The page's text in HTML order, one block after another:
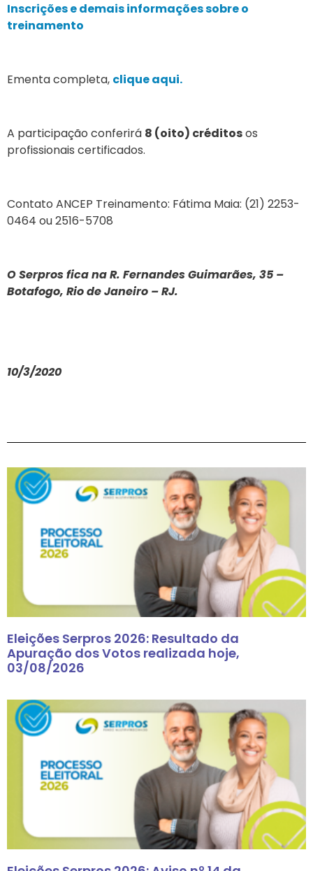
Inscrições e demais informações sobre o
treinamento
Ementa completa, clique aqui.
A participação conferirá 8 (oito) créditosos
profissionais certificados.
Contato ANCEP Treinamento: Fátima Maia: (21) 2253-
0464 ou 2516-5708
O Serpros fica naR. Fernandes Guimarães, 35 –
Botafogo, Rio de Janeiro – RJ.
10/3/2020
Eleições Serpros 2026: Resultado da
Apuração dos Votos realizada hoje,
03/08/2026